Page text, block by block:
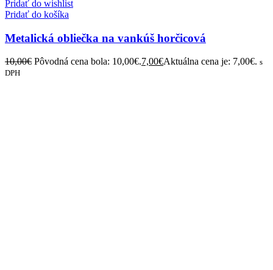
Pridať do wishlist
Pridať do košíka
Metalická obliečka na vankúš horčicová
10,00€ Pôvodná cena bola: 10,00€.7,00€Aktuálna cena je: 7,00€. s
DPH